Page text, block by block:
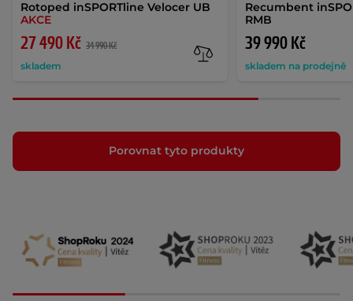
Rotoped inSPORTline Velocer UB
AKCE
27 490 Kč 34 990 Kč
skladem
Recumbent
RMB
39 990 Kč
skladem na prodejně
Porovnat tyto produkty